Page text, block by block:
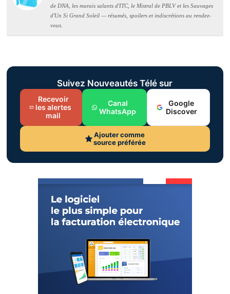
de DNA, les marais salants d'ITC, le Mistral de PBLV et les Sauvages
d'Un Si Grand Soleil — résumés, spoilers et indiscrétions au rendez-
vous.
Suivez Nouveautés Télé sur
Recevoir
les alertes
mail
Canal
WhatsApp
Google
Discover
Ajouter comme
source préférée